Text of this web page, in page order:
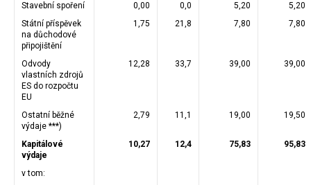
Stavební spoření 0,00 0,0 5,20
5,20
Státní příspěvek
na důchodové
připojištění
1,75 21,8 7,80 7,80
Odvody
vlastních zdrojů
ES do rozpočtu
EU
12,28 33,7 39,00 39,00
Ostatní běžné
výdaje ***)
2,79 11,1 19,00 19,50
Kapitálové
výdaje
10,27 12,4 75,83 95,83
v tom: